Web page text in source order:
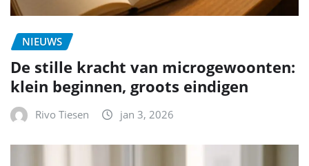
NIEUWS
De stille kracht van microgewoonten:
klein beginnen, groots eindigen
Rivo Tiesen jan 3, 2026